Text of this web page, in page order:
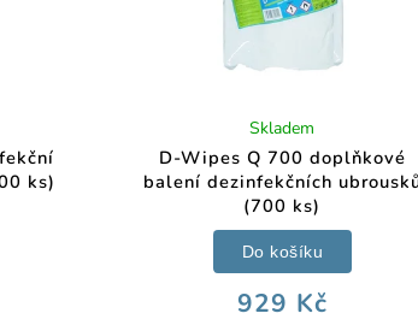
ks)
D-Wipes Q 700 doplňkové
balení dezinfekčních
(700 ks)
Skladem
929 Kč
Do košíku